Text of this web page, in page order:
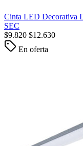
Cinta LED Decorativa
SEC
$9.820 $12.630
En oferta